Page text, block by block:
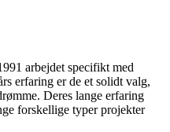
arbejdet specifikt med
erfaring er de et solidt valg,
Deres lange erfaring
forskellige typer projekter